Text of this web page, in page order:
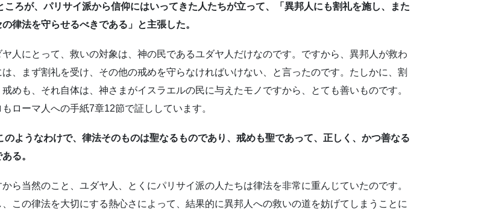
ころが、パリサイ派から信仰にはいってきた人たちが立って、「異邦人にも割礼を施し、また
の律法を守らせるべきである」と主張した。
人にとって、救いの対象は、神の民であるユダヤ人だけなのです。ですから、異邦人が救わ
は、まず割礼を受け、その他の戒めを守らなければいけない、と言ったのです。たしかに、割
めも、それ自体は、神さまがイスラエルの民に与えたモノですから、とても善いものです。
ローマ人への手紙7章12節で証ししています。
のようなわけで、律法そのものは聖なるものであり、戒めも聖であって、正しく、かつ善なる
る。
ら当然のこと、ユダヤ人、とくにパリサイ派の人たちは律法を非常に重んじていたのです。
、この律法を大切にする熱心さによって、結果的に異邦人への救いの道を妨げてしまうことに